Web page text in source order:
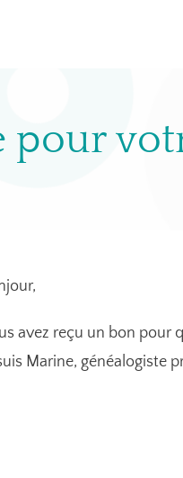
pour
avez reçu un bon pour
Marine, généalogiste